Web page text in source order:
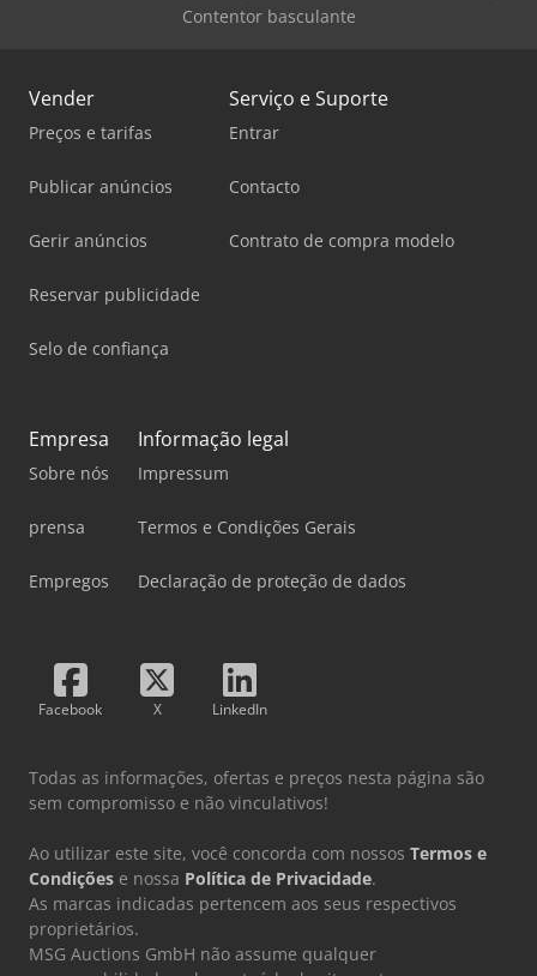
Contentor basculante
Vender
Preços e tarifas
Publicar anúncios
Gerir anúncios
Reservar publicidade
Selo de confiança
Serviço e Suporte
Entrar
Contacto
Contrato de compra modelo
Empresa
Sobre nós
prensa
Empregos
Informação legal
Impressum
Termos e Condições Gerais
Declaração de proteção de dados
Facebook X LinkedIn
Todas as informações, ofertas e preços nesta página são
sem compromisso e não vinculativos!
Ao utilizar este site, você concorda com nossos Termos e
Condições e nossa Política de Privacidade.
As marcas indicadas pertencem aos seus respectivos
proprietários.
MSG Auctions GmbH não assume qualquer